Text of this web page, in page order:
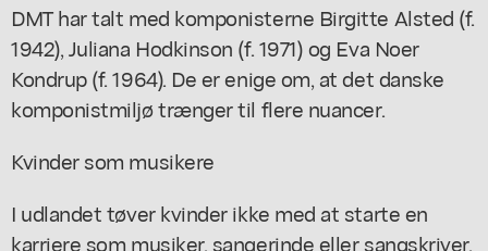
DMT har talt med komponisterne Birgitte Alsted (f.
1942), Juliana Hodkinson (f. 1971) og Eva Noer
Kondrup (f. 1964). De er enige om, at det danske
komponistmiljø trænger til flere nuancer.
Kvinder som musikere
I udlandet tøver kvinder ikke med at starte en
karriere som musiker, sangerinde eller sangskriver.